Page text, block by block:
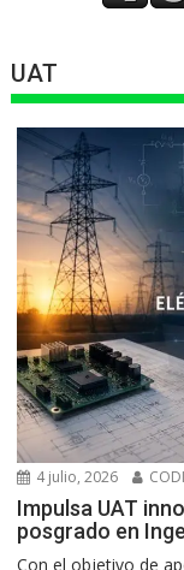
UAT
4 julio, 2026
Impulsa UAT
posgrado en
Con el objetivo de